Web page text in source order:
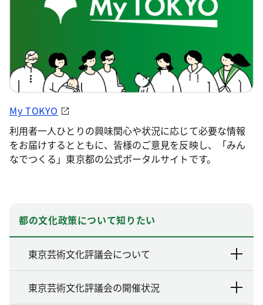
My TOKYO
利用者一人ひとりの興味関心や状況に応じて必要な情報
をお届けするとともに、皆様のご意見を反映し、「みん
なでつくる」東京都の公式ポータルサイトです。
都の文化政策について知りたい
東京芸術文化評議会について
東京芸術文化評議会の開催状況